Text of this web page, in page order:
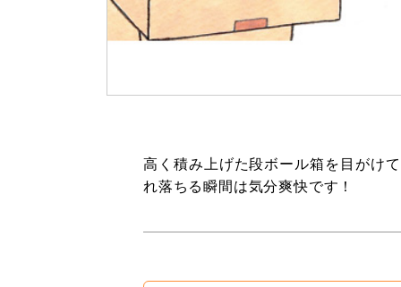
高く積み上げた段ボール箱を目がけ
れ落ちる瞬間は気分爽快です！